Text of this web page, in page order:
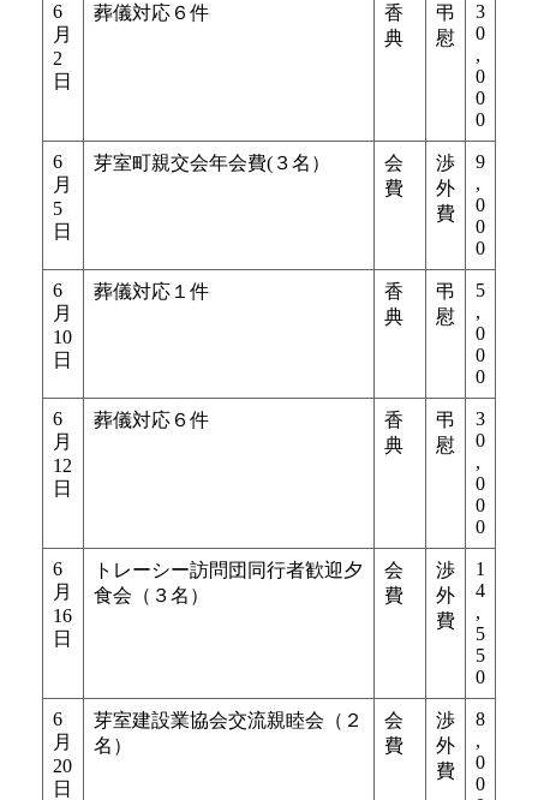
6
月
2
日
葬儀対応６件
香
典
弔
慰
3
0
,
0
0
0
6
月
5
日
芽室町親交会年会費(３名）
会
費
渉
外
費
9
,
0
0
0
6
月
10
日
葬儀対応１件
香
典
弔
慰
5
,
0
0
0
6
月
12
日
葬儀対応６件
香
典
弔
慰
3
0
,
0
0
0
6
月
16
日
トレーシー訪問団同行者歓迎夕
食会（３名）
会
費
渉
外
費
1
4
,
5
5
0
6
月
20
日
芽室建設業協会交流親睦会（２
名）
会
費
渉
外
費
8
,
0
0